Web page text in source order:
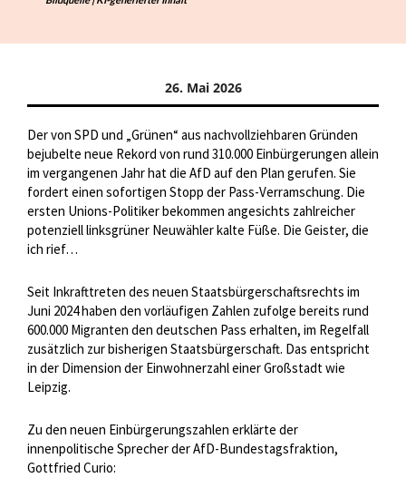
26. Mai 2026
Der von SPD und „Grünen“ aus nachvollziehbaren Gründen
bejubelte neue Rekord von rund 310.000 Einbürgerungen allein
im vergangenen Jahr hat die AfD auf den Plan gerufen. Sie
fordert einen sofortigen Stopp der Pass-Verramschung. Die
ersten Unions-Politiker bekommen angesichts zahlreicher
potenziell linksgrüner Neuwähler kalte Füße. Die Geister, die
ich rief…
Seit Inkrafttreten des neuen Staatsbürgerschaftsrechts im
Juni 2024 haben den vorläufigen Zahlen zufolge bereits rund
600.000 Migranten den deutschen Pass erhalten, im Regelfall
zusätzlich zur bisherigen Staatsbürgerschaft. Das entspricht
in der Dimension der Einwohnerzahl einer Großstadt wie
Leipzig.
Zu den neuen Einbürgerungszahlen erklärte der
innenpolitische Sprecher der AfD-Bundestagsfraktion,
Gottfried Curio: